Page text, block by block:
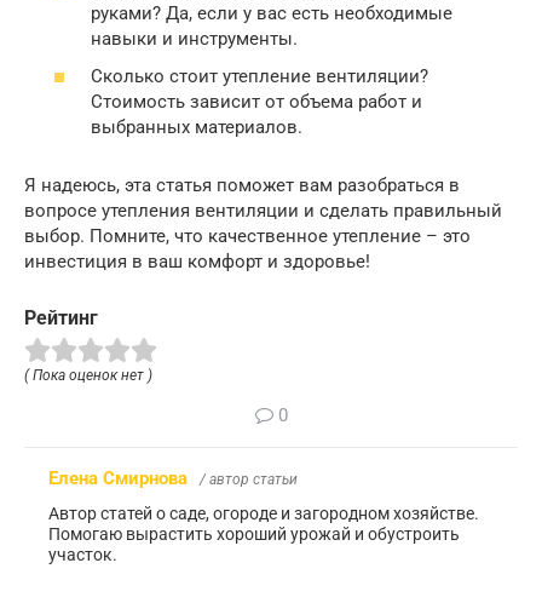
руками? Да, если у вас есть необходимые
навыки и инструменты.
Сколько стоит утепление вентиляции?
Стоимость зависит от объема работ и
выбранных материалов.
Я надеюсь, эта статья поможет вам разобраться в
вопросе утепления вентиляции и сделать правильный
выбор. Помните, что качественное утепление – это
инвестиция в ваш комфорт и здоровье!
Рейтинг
( Пока оценок нет )
0
Елена Смирнова / автор статьи
Автор статей о саде, огороде и загородном хозяйстве.
Помогаю вырастить хороший урожай и обустроить
участок.